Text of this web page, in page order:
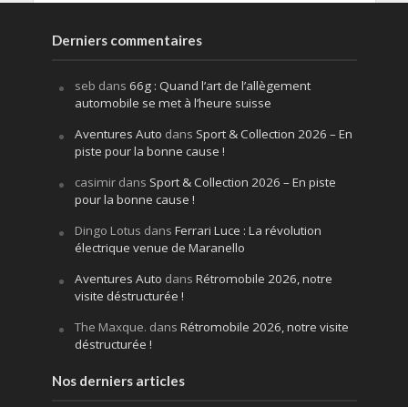
Derniers commentaires
seb dans 66g : Quand l’art de l’allègement
automobile se met à l’heure suisse
Aventures Auto dans Sport & Collection 2026 – En
piste pour la bonne cause !
casimirdans Sport & Collection 2026 – En piste
pour la bonne cause !
Dingo Lotus dans Ferrari Luce : La révolution
électrique venue de Maranello
Aventures Auto dans Rétromobile 2026, notre
visite déstructurée !
The Maxque. dans Rétromobile 2026, notre visite
déstructurée !
Nos derniers articles